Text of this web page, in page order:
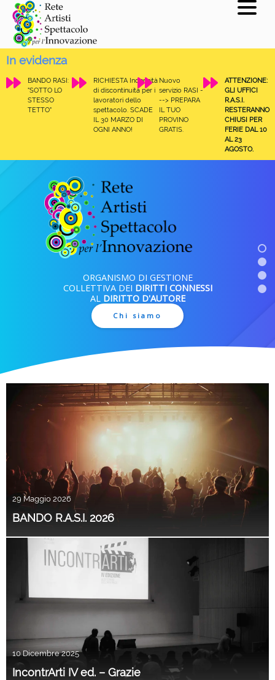
In evidenza
BANDO RASI:
"SOTTO LO
STESSO
TETTO"
RICHIESTA Indennità
di discontinuità per i
lavoratori dello
spettacolo. SCADE
IL 30 MARZO DI
OGNI ANNO!
Nuovo
servizio RASI -
--> PREPARA
IL TUO
PROVINO
GRATIS.
ATTENZIONE:
GLI UFFICI
R.A.S.I.
RESTERANNO
CHIUSI PER
FERIE DAL 10
AL 23
AGOSTO.
ORGANISMO DI GESTIONE
COLLETTIVA DEI DIRITTI CONNESSI
AL DIRITTO D'AUTORE
Chi siamo
29 Maggio 2026
BANDO R.A.S.I. 2026
10 Dicembre 2025
IncontrArti IV ed. – Grazie